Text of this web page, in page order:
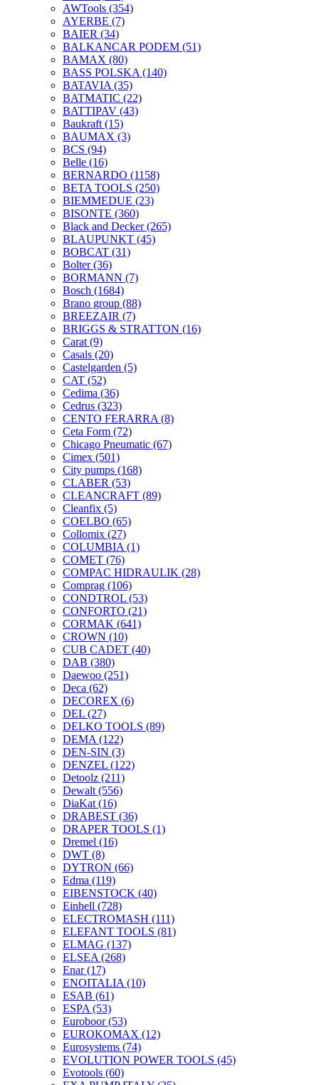
AWTools (354)
AYERBE (7)
BAIER (34)
BALKANCAR PODEM (51)
BAMAX (80)
BASS POLSKA (140)
BATAVIA (35)
BATMATIC (22)
BATTIPAV (43)
Baukraft (15)
BAUMAX (3)
BCS (94)
Belle (16)
BERNARDO (1158)
BETA TOOLS (250)
BIEMMEDUE (23)
BISONTE (360)
Black and Decker(265)
BLAUPUNKT (45)
BOBCAT (31)
Bolter(36)
BORMANN (7)
Bosch (1684)
Brano group (88)
BREEZAIR (7)
BRIGGS & STRATTON (16)
Carat (9)
Casals (20)
Castelgarden (5)
CAT (52)
Cedima (36)
Cedrus (323)
CENTO FERARRA (8)
Ceta Form (72)
Chicago Pneumatic (67)
Cimex (501)
City pumps (168)
CLABER (53)
CLEANCRAFT (89)
Cleanfix (5)
COELBO (65)
Collomix (27)
COLUMBIA (1)
COMET (76)
COMPAC HIDRAULIK (28)
Comprag (106)
CONDTROL (53)
CONFORTO (21)
CORMAK (641)
CROWN (10)
CUB CADET (40)
DAB (380)
Daewoo (251)
Deca (62)
DECOREX (6)
DEL (27)
DELKO TOOLS (89)
DEMA (122)
DEN-SIN (3)
DENZEL (122)
Detoolz (211)
Dewalt (556)
DiaKat (16)
DRABEST (36)
DRAPER TOOLS (1)
Dremel (16)
DWT (8)
DYTRON (66)
Edma (119)
EIBENSTOCK (40)
Einhell (728)
ELECTROMASH (111)
ELEFANT TOOLS (81)
ELMAG (137)
ELSEA (268)
Enar(17)
ENOITALIA (10)
ESAB (61)
ESPA (53)
Euroboor(53)
EUROKOMAX (12)
Eurosystems (74)
EVOLUTION POWER TOOLS (45)
Evotools (60)